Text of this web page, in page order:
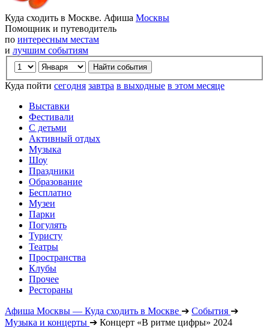
Куда сходить в Москве. Афиша Москвы
Помощник и путеводитель
по интересным местам
и лучшим событиям
Куда пойти сегодня завтра в выходные в этом месяце
Выставки
Фестивали
С детьми
Активный отдых
Музыка
Шоу
Праздники
Образование
Бесплатно
Музеи
Парки
Погулять
Туристу
Театры
Пространства
Клубы
Прочее
Рестораны
Афиша Москвы — Куда сходить в Москве ➔ События ➔
Музыка и концерты ➔ Концерт «В ритме цифры» 2024